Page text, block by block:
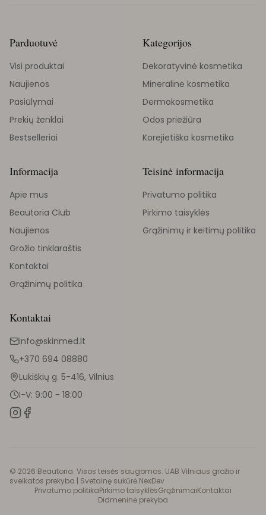
Parduotuvė
Visi produktai
Naujienos
Pasiūlymai
Prekių ženklai
Bestselleriai
Kategorijos
Dekoratyvinė kosmetika
Mineralinė kosmetika
Dermokosmetika
Odos priežiūra
Korejietiška kosmetika
Informacija
Apie mus
Beautoria Club
Naujienos
Grožio tinklaraštis
Kontaktai
Grąžinimų politika
Teisinė informacija
Privatumo politika
Pirkimo taisyklės
Grąžinimų ir keitimų politika
Kontaktai
info@skinmed.lt
+370 694 08880
Lukiškių g. 5-416, Vilnius
I-V: 9:00 - 18:00
© 2026 Beautoria. Visos teisės saugomos. UAB Vilniaus grožio ir
sveikatos prekyba | Svetainę sukūrė NexDev
Privatumo politikaPirkimo taisyklėsGrąžinimaiKontaktai
Didmeninė prekyba